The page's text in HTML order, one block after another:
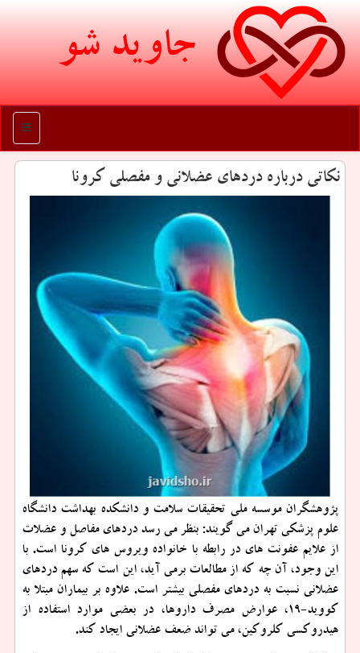
جاوید شو
منو
نكاتی درباره دردهای عضلانی و مفصلی كرونا
پژوهشگران موسسه ملی تحقیقات سلامت و دانشكده بهداشت دانشگاه
علوم پزشكی تهران می گویند: بنظر می رسد دردهای مفاصل و عضلات
از علایم عفونت های در رابطه با خانواده ویروس های كرونا است. با
این وجود، آن چه كه از مطالعات برمی آید، این است كه سهم دردهای
عضلانی نسبت به دردهای مفصلی بیشتر است. علاوه بر بیماران مبتلا به
كووید-19، عوارض مصرف داروها، در بعضی موارد استفاده از
هیدروكسی كلروكین، می تواند ضعف عضلانی ایجاد كند.